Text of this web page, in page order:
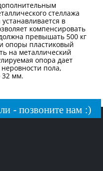
стеллажа
в
компенсировать
превышать 500 кг
опоры пластиковый
на металлический
опора дает
пола,
32 мм.
- позвоните нам :)